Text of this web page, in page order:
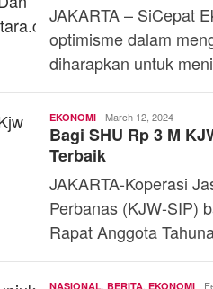
JAKARTA – SiCepat
optimisme dalam
diharapkan untuk
EKONOMI Yosef
Naiobe
March 12, 2024
Bagi SHU Rp 3 M
Terbaik
JAKARTA-Koperasi
Perbanas (KJW-SIP)
Rapat Anggota
NASIONAL BERITA EKONOMI Andi